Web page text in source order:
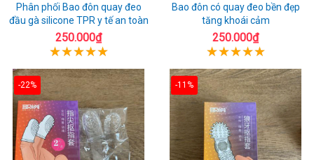
Phân phối Bao đôn quay đeo
đầu gà silicone TPR y tế an toàn
250.000₫
Bao đôn có quay đeo bền đẹp
tăng khoái cảm
250.000₫
-22% -11%